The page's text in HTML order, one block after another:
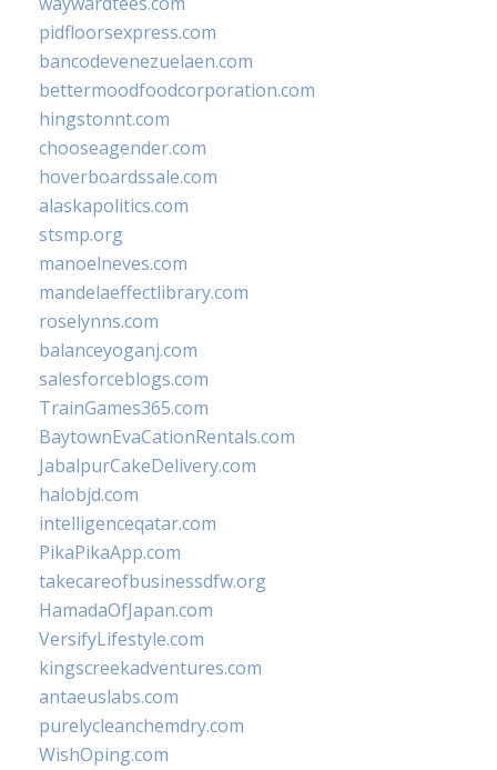
pidfloorsexpress.com
bancodevenezuelaen.com
bettermoodfoodcorporation.com
hingstonnt.com
chooseagender.com
hoverboardssale.com
alaskapolitics.com
stsmp.org
manoelneves.com
mandelaeffectlibrary.com
roselynns.com
balanceyoganj.com
salesforceblogs.com
TrainGames365.com
BaytownEvaCationRentals.com
JabalpurCakeDelivery.com
halobjd.com
intelligenceqatar.com
PikaPikaApp.com
takecareofbusinessdfw.org
HamadaOfJapan.com
VersifyLifestyle.com
kingscreekadventures.com
antaeuslabs.com
purelycleanchemdry.com
WishOping.com